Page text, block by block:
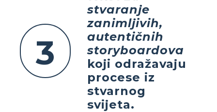
3
stvaranje
zanimljivih,
autentičnih
storyboardova
koji odražavaju
procese iz
stvarnog
svijeta.